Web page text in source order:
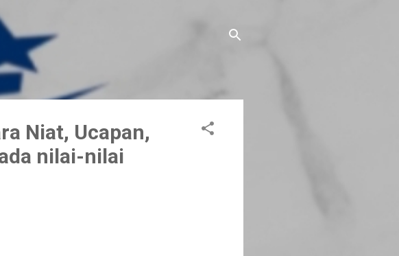
Niat, Ucapan,
nilai-nilai